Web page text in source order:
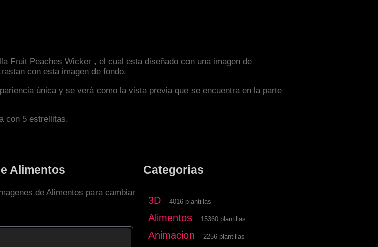
Fruit Peaches Wicker , el cual esta diseñado con una imagen de
con esta imagen de fondo.
única y se verá como la vista previa que se encuentra en la parte
con 5 estrellitas.
Alimentos
de Alimentos para cambiar
Categorias
3D 4016 plantillas
Alimentos 15360 plantillas
Animacion 2256 plantillas